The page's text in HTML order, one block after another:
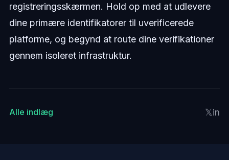
registreringsskærmen. Hold op med at udlevere
dine primære identifikatorer til uverificerede
platforme, og begynd at route dine verifikationer
gennem isoleret infrastruktur.
Alle indlæg 𝕏in